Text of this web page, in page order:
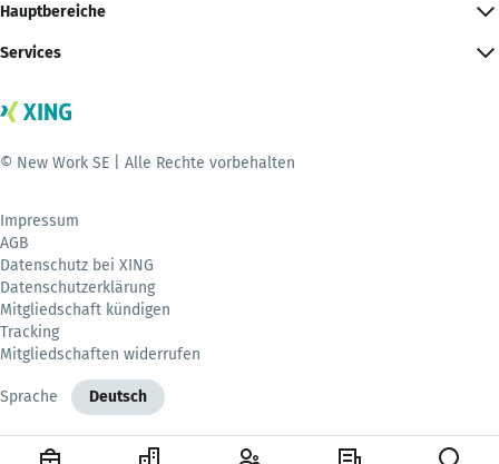
Hauptbereiche
Services
© New Work SE | Alle Rechte vorbehalten
Impressum
AGB
Datenschutz bei XING
Datenschutzerklärung
Mitgliedschaft kündigen
Tracking
Mitgliedschaften widerrufen
Sprache Deutsch